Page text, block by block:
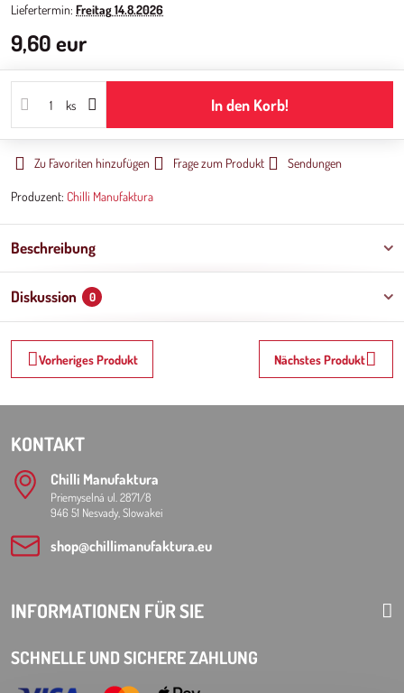
Liefertermin: Freitag14.8.2026
9,60 eur
ks In den Korb!
Zu Favoriten hinzufügen Frage zum Produkt Sendungen
Produzent: Chilli Manufaktura
Beschreibung
Diskussion 0
Vorheriges Produkt Nächstes Produkt
KONTAKT
Chilli Manufaktura
Priemyselná ul. 2871/8
946 51 Nesvady, Slowakei
shop​@chillimanufaktura​.eu
INFORMATIONEN FÜR SIE
SCHNELLE UND SICHERE ZAHLUNG